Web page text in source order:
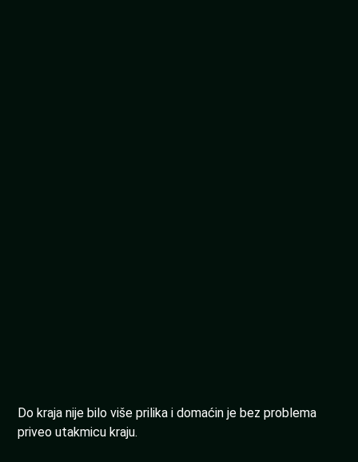
Do kraja nije bilo više prilika i domaćin je bez problema
priveo utakmicu kraju.